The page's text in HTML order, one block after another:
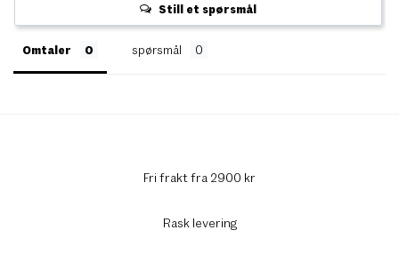
Still et spørsmål
Omtaler spørsmål
Fri frakt fra 2900 kr
Rask levering